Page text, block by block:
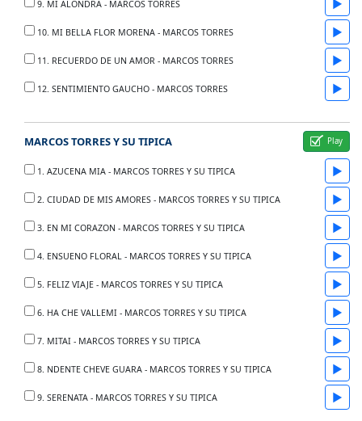
9. MI ALONDRA - MARCOS TORRES ▶
10. MI BELLA FLOR MORENA - MARCOS TORRES ▶
11. RECUERDO DE UN AMOR - MARCOS TORRES ▶
12. SENTIMIENTO GAUCHO - MARCOS TORRES ▶
MARCOS TORRES Y SU TIPICA
1. AZUCENA MIA - MARCOS TORRES Y SU TIPICA ▶
2. CIUDAD DE MIS AMORES - MARCOS TORRES Y SU TIPICA ▶
3. EN MI CORAZON - MARCOS TORRES Y SU TIPICA ▶
4. ENSUENO FLORAL - MARCOS TORRES Y SU TIPICA ▶
5. FELIZ VIAJE - MARCOS TORRES Y SU TIPICA ▶
6. HA CHE VALLEMI - MARCOS TORRES Y SU TIPICA ▶
7. MITAI - MARCOS TORRES Y SU TIPICA ▶
8. NDENTE CHEVE GUARA - MARCOS TORRES Y SU TIPICA ▶
9. SERENATA - MARCOS TORRES Y SU TIPICA ▶